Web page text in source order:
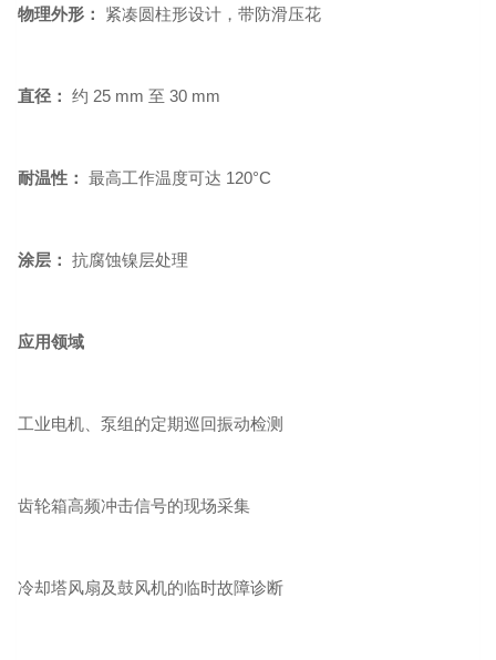
物理外形： 紧凑圆柱形设计，带防滑压花
直径： 约 25 mm 至 30 mm
耐温性： 最高工作温度可达 120°C
涂层： 抗腐蚀镍层处理
应用领域
工业电机、泵组的定期巡回振动检测
齿轮箱高频冲击信号的现场采集
冷却塔风扇及鼓风机的临时故障诊断